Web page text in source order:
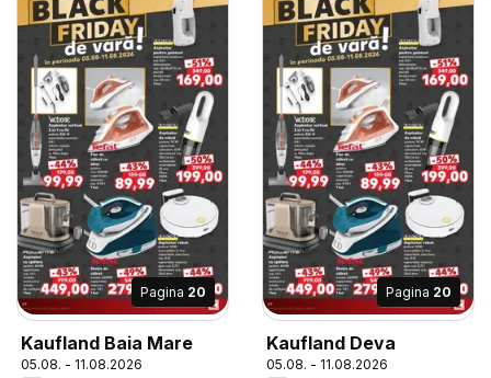
Pagina 20
Kaufland Baia Mare
05.08. - 11.08.2026
Pagina 20
Kaufland Deva
05.08. - 11.08.2026